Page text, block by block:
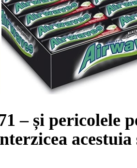
– și pericolele
acestuia